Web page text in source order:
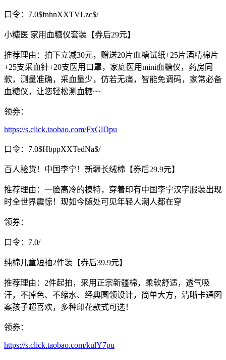
口令：7.0$fnhnXXTVLzc$/
小糖医 家用血糖仪套装【券后29元】
推荐理由：拍下立减30元，赠送20片血糖试纸+25片酒精棉片
+25支采血针+20支医用口罩，家庭医用mini血糖仪，药房同
款，测量准确，采血量少，仿若无痛，智能免调码，家常必备
血糖仪，让您轻松测血糖~~
领券：
https://s.click.taobao.com/FxGlDpu
口令：7.0$HbppXXTedNa$/
百人验货！中国李宁！新疆长绒棉【券后29.9元】
推荐理由：一脸高冷的模特，穿着印有中国李宁汉字服装出现
时全世界震惊！现如今随处可见年轻人潮人都在穿
领券：
口令：7.0/
纯棉儿童短袖2件装【券后39.9元】
推荐理由：2件起拍，采用正宗新疆棉，柔软舒适，透气吸
汗，不掉色、不缩水、经典圆领设计，简单大方，清晰卡通图
案孩子超喜欢，多种印花款式可选！
领券：
https://s.click.taobao.com/kulY7pu